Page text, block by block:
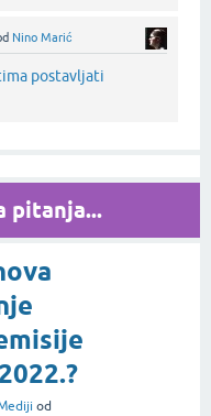
Nino Marić
postavljati
pitanja...
od